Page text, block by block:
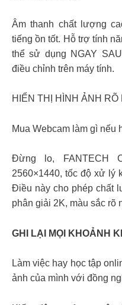
Âm thanh chất lượng
tiếng ồn tốt. Hỗ trợ tính
thể sử dụng NGAY
điều chỉnh trên máy tính.
HIỂN THỊ HÌNH ẢNH
Mua Webcam làm gì nếu
Đừng lo, FANTECH
2560×1440, tốc độ xử lý
Điều này cho phép chất
phân giải 2K, màu sắc rõ
GHI LẠI MỌI KHOẢNH
Làm việc hay học tập
ảnh của mình với đồng